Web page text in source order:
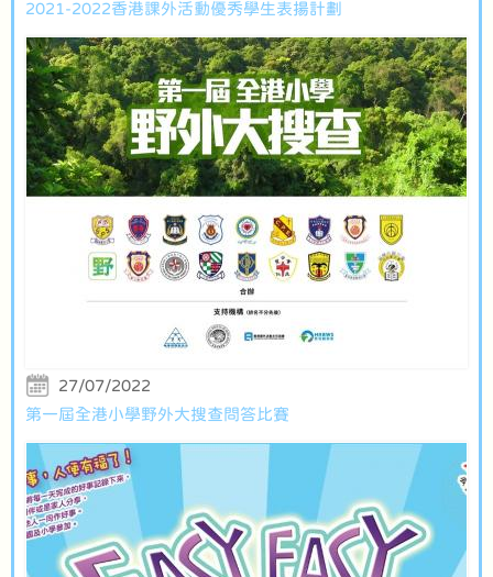
2021-2022香港課外活動優秀學生表揚計劃
27/07/2022
第一屆全港小學野外大搜查問答比賽